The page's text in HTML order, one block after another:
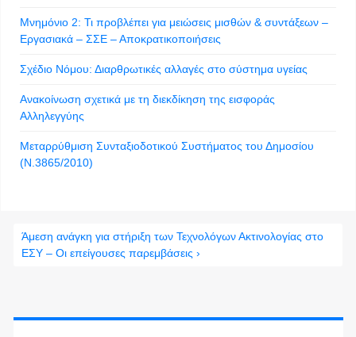
Μνημόνιο 2: Τι προβλέπει για μειώσεις μισθών & συντάξεων –
Εργασιακά – ΣΣΕ – Αποκρατικοποιήσεις
Σχέδιο Νόμου: Διαρθρωτικές αλλαγές στο σύστημα υγείας
Ανακοίνωση σχετικά με τη διεκδίκηση της εισφοράς
Αλληλεγγύης
Μεταρρύθμιση Συνταξιοδοτικού Συστήματος του Δημοσίου
(N.3865/2010)
Άμεση ανάγκη για στήριξη των Τεχνολόγων Ακτινολογίας στο
ΕΣΥ – Οι επείγουσες παρεμβάσεις ›